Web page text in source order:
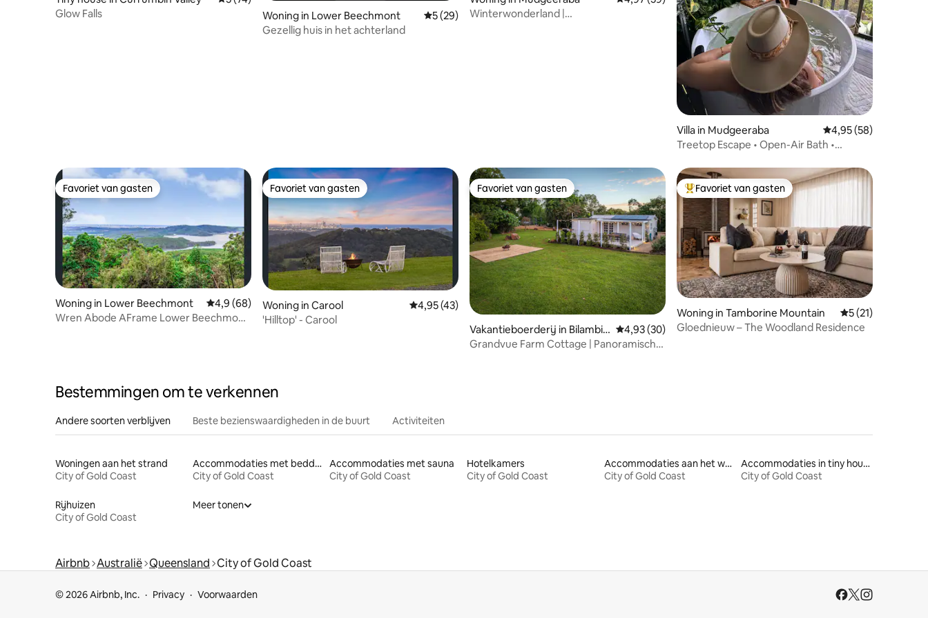
Glow Falls
Woning in Lower Beechmont Gemiddelde beoordeling van 5 op 5, 29 recensies
5 (29)
Gezellig huis in het achterland
Winterwonderland |
Villa in Mudgeeraba Gemiddelde
4,95 (58)
Treetop Escape • Open-Air Bath •
Favoriet van gasten
Favoriet van gasten
Woning in Lower Beechmont Gemiddelde beoordeling van 4,9 op 5, 68 recensies
4,9 (68)
Wren Abode AFrame Lower Beechmont
Favoriet van gasten
Favoriet van gasten
Woning in Carool Gemiddelde beoordeling van 4,95 op 5, 43 recensies
4,95 (43)
'Hilltop' - Carool
Favoriet van gasten
Favoriet van gasten
Vakantieboerderij in Bilambil
Heights
Gemiddelde beoordeling van 4,93 op 5, 30 recensies
4,93 (30)
Grandvue Farm Cottage | Panoramisch
Topfavoriet van gasten
Favoriet van gasten
Woning in Tamborine Mountain Gemiddelde
5 (21)
Gloednieuw – The Woodland Residence
Bestemmingen om te verkennen
Andere soorten verblijven Beste bezienswaardigheden in de buurt Activiteiten
Woningen aan het strand
City of Gold Coast
Accommodaties met bedden op toegankelijke hoogte
City of Gold Coast
Accommodaties met sauna
City of Gold Coast
Hotelkamers
City of Gold Coast
Accommodaties aan het water
City of Gold Coast
Accommodaties in tiny houses
City of Gold Coast
Rijhuizen
City of Gold Coast
Meer tonen
Airbnb Australië Queensland City of Gold Coast
© 2026 Airbnb, Inc. Privacy Voorwaarden